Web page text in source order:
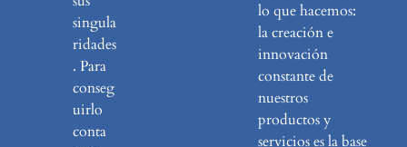
singula
ridades
. Para
conseg
uirlo
conta
lo que hacemos:
la creación e
innovación
constante de
nuestros
productos y
servicios es la base